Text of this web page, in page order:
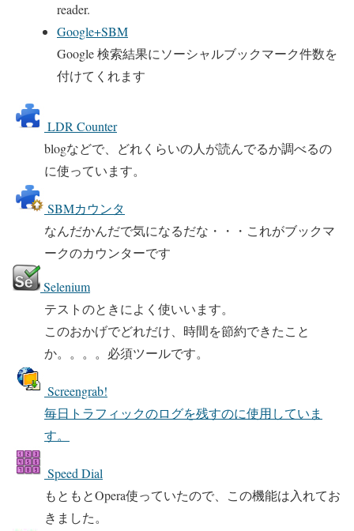
reader.
Google+SBM
Google 検索結果にソーシャルブックマーク件数を
付けてくれます
LDR Counter
blogなどで、どれくらいの人が読んでるか調べるの
に使っています。
SBMカウンタ
なんだかんだで気になるだな・・・これがブックマ
ークのカウンターです
Selenium
テストのときによく使いいます。
このおかげでどれだけ、時間を節約できたこと
か。。。。必須ツールです。
Screengrab!
毎日トラフィックのログを残すのに使用していま
す。
Speed Dial
もともとOpera使っていたので、この機能は入れてお
きました。